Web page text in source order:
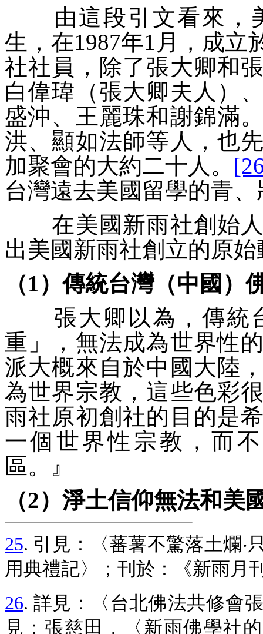
由這段引文看來，
生，在1987年1月，成立
社社員，除了張大卿和
白偉瑋（張大卿夫人）
盛沖、王麗珠和謝錦滿
洪、顯如法師等人，也
加聚會的大約二十人。
台灣遠去美國留學的青
在美國新雨社創始人
出美國新雨社創立的原
（1）傳統台灣（中國）
張大卿以為，傳統
重 」，無法成為世界性
派大概來自於中國大陸
為世界宗教，這些色彩
雨社原初創社的目的是
一個世界性宗教，而
區。
』
（2）淨土信仰無法和美
25. 引見：〈蕃薯不驚落土爛‧
用典禮記〉；刊於：《新雨月
26. 詳見：〈台北佛法共修會
見：張慈田，〈新雨佛學社